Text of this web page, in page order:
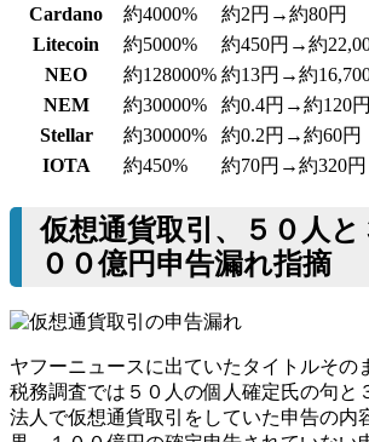
Cardano
約4000%
約2円→約80円
Litecoin
約5000%
約450円→約
NEO
約128000% 約13円→約
NEM
約30000%
約0.4円→約120円
Stellar
約30000%
約0.2円→約60円
IOTA
約450% 約70円→約320円
仮想通貨取引、５０人と
００億円申告漏れ指摘
ヤフーニュースに出ていたタイトルその
税務調査では５０人の個人確定氏の句と
法人で仮想通貨取引をしていた申告の内